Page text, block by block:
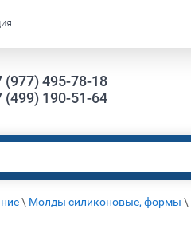
(977) 495-78-18
(499) 190-51-64
\ Молды силиконовые, формы \